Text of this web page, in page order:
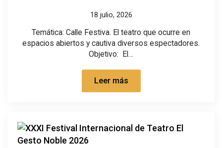
18 julio, 2026
Temática: Calle Festiva. El teatro que ocurre en
espacios abiertos y cautiva diversos espectadores.
Objetivo: El…
Leer más